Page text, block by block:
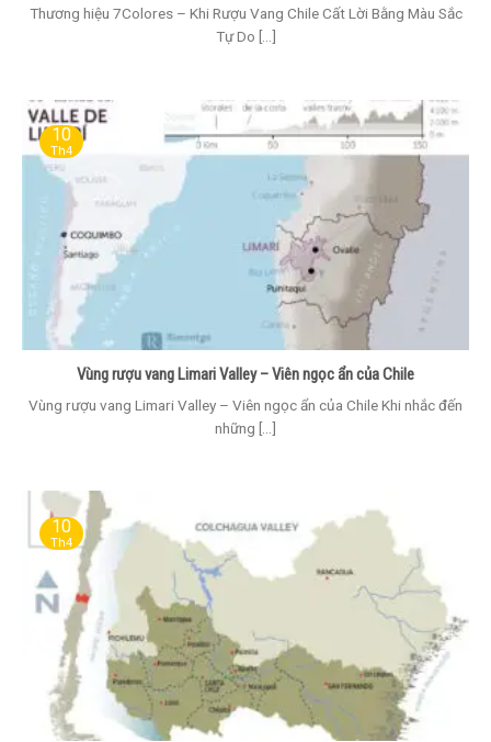
Thương hiệu 7Colores – Khi Rượu Vang Chile Cất Lời Bằng Màu Sắc
Tự Do [...]
Vùng rượu vang Limari Valley – Viên ngọc ẩn của Chile
Vùng rượu vang Limari Valley – Viên ngọc ẩn của Chile Khi nhắc đến
những [...]
10
Th4
10
Th4